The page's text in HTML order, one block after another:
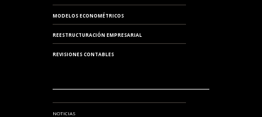
MODELOS ECONOMÉTRICOS
REESTRUCTURACIÓN EMPRESARIAL
REVISIONES CONTABLES
NOTICIAS